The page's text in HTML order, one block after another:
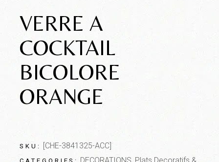
VERRE A
COCKTAIL
BICOLORE
ORANGE
SKU: [CHE-3841325-ACC]